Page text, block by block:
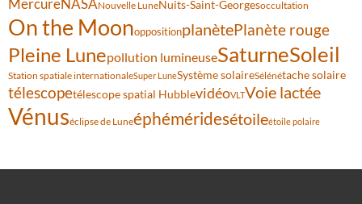
MercureNASANouvelle LuneNuits-Saint-Georgesoccultation
On the MoonoppositionplanètePlanète rouge
Pleine Lunepollution lumineuseSaturneSoleil
Station spatiale internationaleSuper LuneSystème solaireSélénétache solaire
télescopetélescope spatial HubblevidéoVLTVoie lactée
Vénuséclipse de Luneéphéméridesétoileétoile polaire